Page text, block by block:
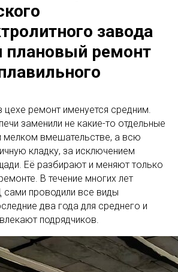
завода
плановый ремонт
ремонт именуется средним.
заменили не какие-то отдельные
мелком вмешательстве, а всю
кладку, за исключением
Её разбирают и меняют только
В течение многих лет
проводили все виды
два года для среднего и
подрядчиков.